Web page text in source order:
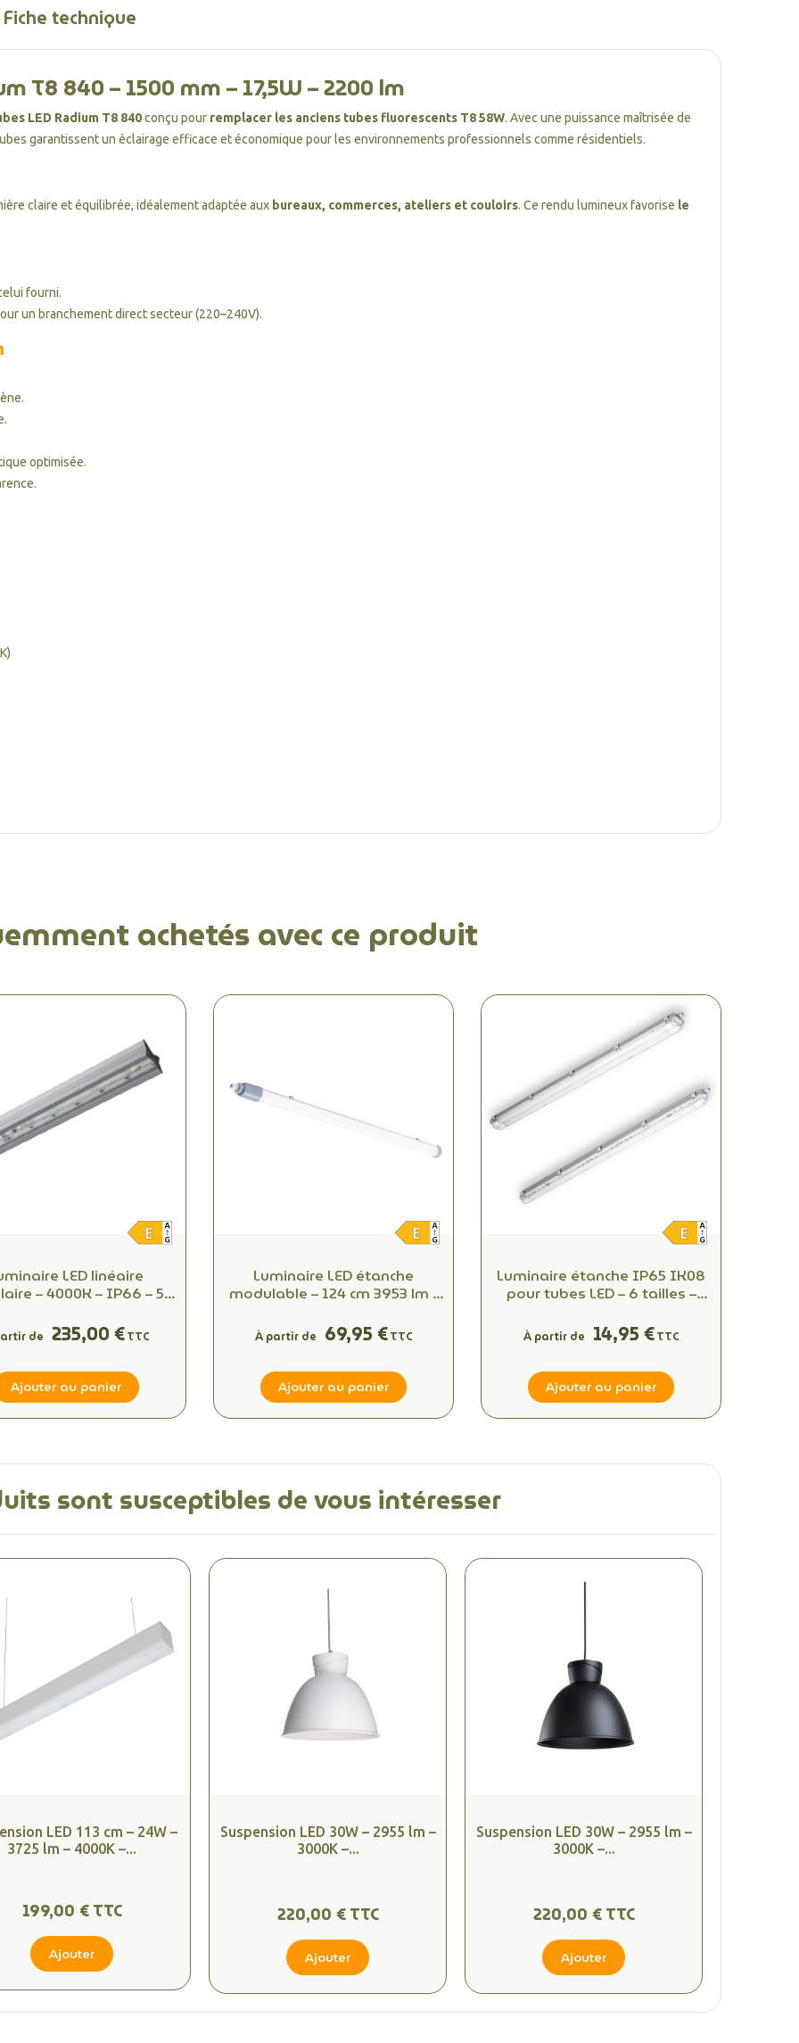
Fiche technique
T8 840 – 1500 mm – 17,5W – 2200 lm
LED Radium T8 840conçu pour remplacer les anciens tubes fluorescents T8 58W. Avec une puissance maîtrisée de
garantissent un éclairage efficace et économique pour les environnements professionnels comme résidentiels.
claire et équilibrée, idéalement adaptée aux bureaux, commerces, ateliers et couloirs. Ce rendu lumineux favorise le
fourni.
un branchement direct secteur (220–240V).
optimisée.
achetés avec ce produit
LED linéaire
– 4000K – IP66 – 58
de 235,00 €TTC
Ajouter au panier
Luminaire LED étanche
modulable – 124 cm 3953 lm /
Connecteur rapide – 50 000 h
À partir de 69,95 €TTC
Ajouter au panier
Luminaire étanche IP65 IK08
pour tubes LED – 6 tailles –
À partir de 14,95 €TTC
Ajouter au panier
sont susceptibles de vous intéresser
LED 113 cm – 24W –
3725 lm – 4000K –...
199,00 € TTC
Ajouter
Suspension LED 30W – 2955 lm –
3000K –...
220,00 € TTC
Ajouter
Suspension LED 30W – 2955 lm –
3000K –...
220,00 € TTC
Ajouter